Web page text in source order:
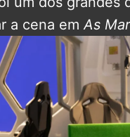
a cena em As